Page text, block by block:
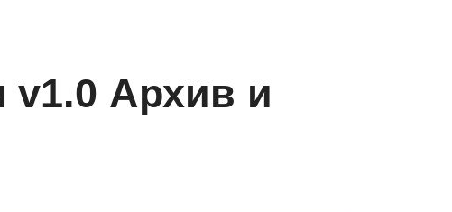
v1.0 Архив и